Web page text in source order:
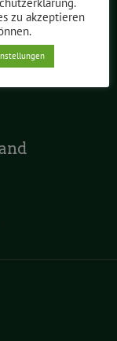
zu akzeptieren